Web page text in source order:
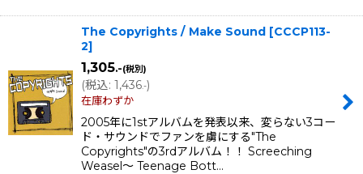
The Copyrights / Make Sound [CCCP113-
2]
1,305.-(税別)
(税込: 1,436.-)
在庫わずか
2005年に1stアルバムを発表以来、変らない3コー
ド・サウンドでファンを虜にする"The
Copyrights"の3rdアルバム！！ Screeching
Weasel〜 Teenage Bott…